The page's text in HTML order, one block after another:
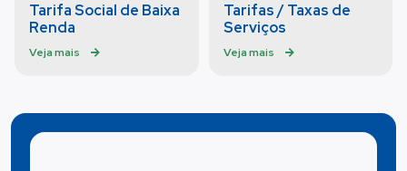
Tarifa Social de Baixa
Renda
Veja mais
Tarifas / Taxas de
Serviços
Veja mais